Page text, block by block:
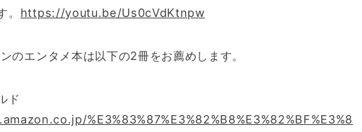
https://youtu.be/Us0cVdKtnpw
のエンタメ本は以下の2冊をお薦めします。
ド
%E3%83%87%E3%82%B8%E3%82%BF%E3%8